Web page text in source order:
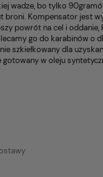
wadze, bo tylko
broni. Kompensator jest
powrót na cel i
go do karabinów o
szkiełkowany dla
gotowany w oleju